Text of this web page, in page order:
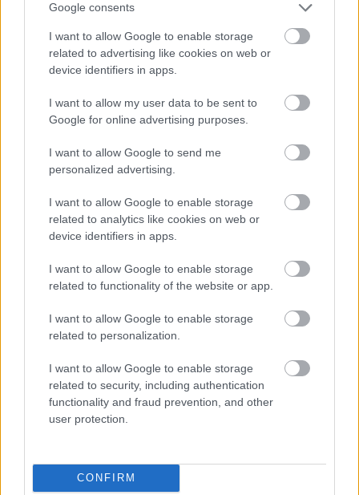
Google consents
I want to allow Google to enable storage
related to advertising like cookies on web or
device identifiers in apps.
I want to allow my user data to be sent to
Google for online advertising purposes.
I want to allow Google to send me
personalized advertising.
I want to allow Google to enable storage
related to analytics like cookies on web or
device identifiers in apps.
I want to allow Google to enable storage
related to functionality of the website or app.
I want to allow Google to enable storage
related to personalization.
I want to allow Google to enable storage
related to security, including authentication
functionality and fraud prevention, and other
user protection.
CONFIRM
0%
Szöveg forrása: ujpestfc.hu
Megosztás:
KAPCSOLÓDÓ HÍREK
Hírek